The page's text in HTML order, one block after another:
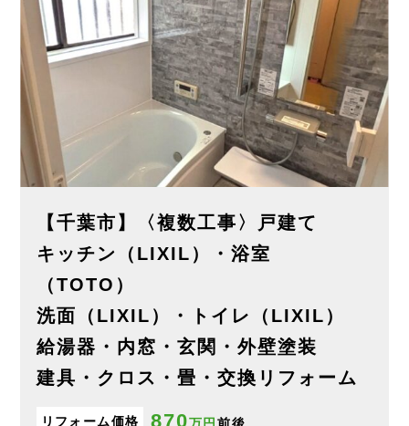
【千葉市】〈複数工事〉戸建て
キッチン（LIXIL）・浴室
（TOTO）
洗面（LIXIL）・トイレ（LIXIL）
給湯器・内窓・玄関・外壁塗装
建具・クロス・畳・交換リフォーム
リフォーム価格 870